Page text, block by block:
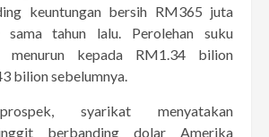
keuntungan bersih RM365 juta
sama tahun lalu. Perolehan suku
kepada RM1.34 bilion
bilion sebelumnya.
syarikat menyatakan
berbanding dolar Amerika